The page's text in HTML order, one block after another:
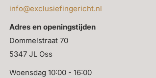
info@exclusiefingericht.nl
Adres en openingstijden
Dommelstraat 70
5347 JL Oss
Woensdag 10:00 - 16:00